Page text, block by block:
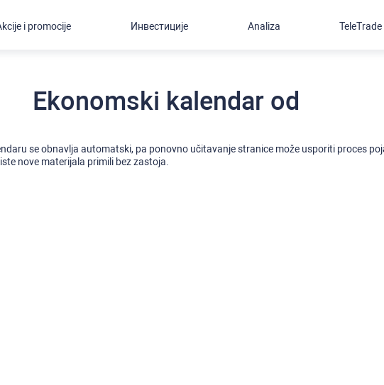
Ekonomski kalendar od
se obnavlja automatski, pa ponovno učitavanje stranice može usporiti proces
nove materijala primili bez zastoja.
i promocije Инвестиције Analiza TeleTrade